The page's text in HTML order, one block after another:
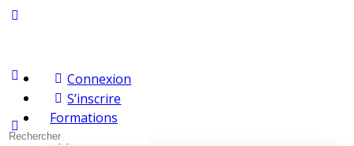
Connexion
S’inscrire
Formations
Apprendre